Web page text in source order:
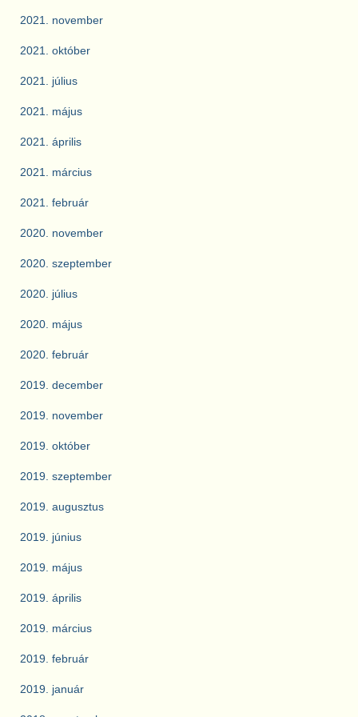
2021. november
2021. október
2021. július
2021. május
2021. április
2021. március
2021. február
2020. november
2020. szeptember
2020. július
2020. május
2020. február
2019. december
2019. november
2019. október
2019. szeptember
2019. augusztus
2019. június
2019. május
2019. április
2019. március
2019. február
2019. január